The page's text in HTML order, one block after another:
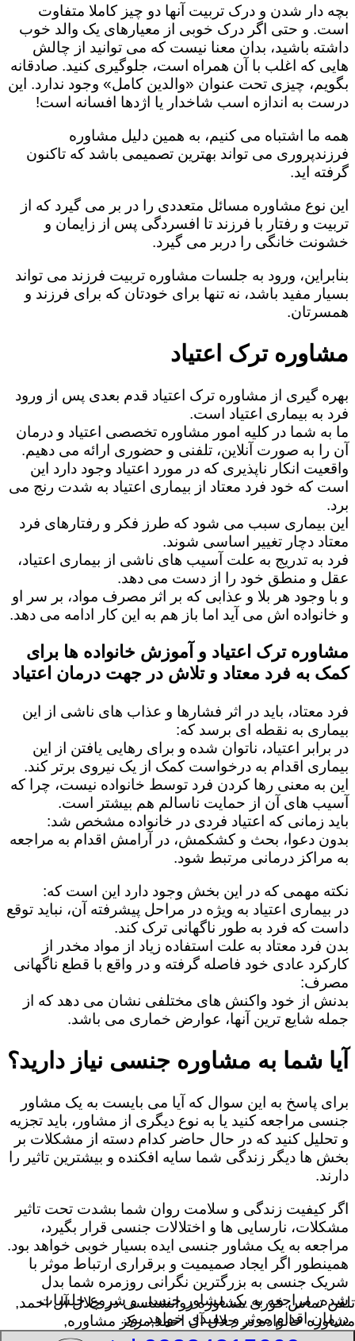
بچه دار شدن و درک تربیت آنها دو چیز کاملا متفاوت
است. و حتی اگر درک خوبی از معیارهای یک والد خوب
داشته باشید، بدان معنا نیست که می توانید از چالش
هایی که اغلب با آن همراه است، جلوگیری کنید. صادقانه
بگویم، چیزی تحت عنوان «والدین کامل» وجود ندارد. این
درست به اندازه اسب شاخدار یا اژدها افسانه است!
همه ما اشتباه می کنیم، به همین دلیل مشاوره
فرزندپروری می تواند بهترین تصمیمی باشد که تاکنون
گرفته اید.
این نوع مشاوره مسائل متعددی را در بر می گیرد که از
تربیت و رفتار با فرزند تا افسردگی پس از زایمان و
خشونت خانگی را دربر می گیرد.
بنابراین، ورود به جلسات مشاوره تربیت فرزند می تواند
بسیار مفید باشد، نه تنها برای خودتان که برای فرزند و
همسرتان.
مشاوره ترک اعتیاد
بهره گیری از مشاوره ترک اعتیاد قدم بعدی پس از ورود
فرد به بیماری اعتیاد است.
ما به شما در کلیه امور مشاوره تخصصی اعتیاد و درمان
آن را به صورت آنلاین، تلفنی و حضوری ارائه می دهیم.
واقعیت انکار ناپذیری که در مورد اعتیاد وجود دارد این
است که خود فرد معتاد از بیماری اعتیاد به شدت رنج می
برد.
این بیماری سبب می شود که طرز فکر و رفتارهای فرد
معتاد دچار تغییر اساسی شوند.
فرد به تدریج به علت آسیب های ناشی از بیماری اعتیاد،
عقل و منطق خود را از دست می دهد.
و با وجود هر بلا و عذابی که بر اثر مصرف مواد، بر سر او
و خانواده اش می آید اما باز هم به این کار ادامه می دهد.
مشاوره ترک اعتیاد و آموزش خانواده ها برای
کمک به فرد معتاد و تلاش در جهت درمان اعتیاد
فرد معتاد، باید در اثر فشارها و عذاب های ناشی از این
بیماری به نقطه ای برسد که:
در برابر اعتیاد، ناتوان شده و برای رهایی یافتن از این
بیماری اقدام به درخواست کمک از یک نیروی برتر کند.
این به معنی رها کردن فرد توسط خانواده نیست، چرا که
آسیب های آن از حمایت ناسالم هم بیشتر است.
باید زمانی که اعتیاد فردی در خانواده مشخص شد:
بدون دعوا، بحث و کشکمش، در آرامش اقدام به مراجعه
به مراکز درمانی مرتبط شود.
نکته مهمی که در این بخش وجود دارد این است که:
در بیماری اعتیاد به ویژه در مراحل پیشرفته آن، نباید توقع
داست که فرد به طور ناگهانی ترک کند.
بدن فرد معتاد به علت استفاده زیاد از مواد مخدر از
کارکرد عادی خود فاصله گرفته و در واقع با قطع ناگهانی
مصرف:
بدنش از خود واکنش های مختلفی نشان می دهد که از
جمله شایع ترین آنها، عوارض خماری می باشد.
آیا شما به مشاوره جنسی نیاز دارید؟
برای پاسخ به این سوال که آیا می بایست به یک مشاور
جنسی مراجعه کنید یا به نوع دیگری از مشاور، باید تجزیه
و تحلیل کنید که در حال حاضر کدام دسته از مشکلات بر
بخش ها دیگر زندگی شما سایه افکنده و بیشترین تاثیر را
دارند.
اگر کیفیت زندگی و سلامت روان شما بشدت تحت تاثیر
مشکلات، نارسایی ها و اختلالات جنسی قرار بگیرد،
مراجعه به یک مشاور جنسی ایده بسیار خوبی خواهد بود.
همینطور اگر ایجاد صمیمیت و برقراری ارتباط موثر با
شریک جنسی به بزرگترین نگرانی روزمره شما بدل
شده، مراجعه به یک مشاور جنسی و شروع جلسات
درمان اقدام موثر و مفیدی خواهد بود.
تلفن تماس فوریمشاوره روانشناسی در جلال آل احمد,
مشاوره خانواده در جلال آل احمد,مرکز مشاوره,